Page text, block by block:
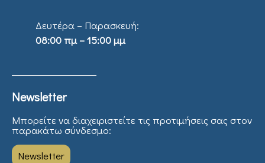
Δευτέρα – Παρασκευή:
08:00 πμ – 15:00 μμ
Newsletter
Μπορείτε να διαχειριστείτε τις προτιμήσεις σας στον
παρακάτω σύνδεσμο:
Newsletter